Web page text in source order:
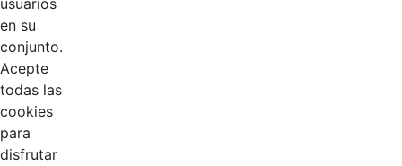
usuarios
en su
conjunto.
Acepte
todas las
cookies
para
disfrutar